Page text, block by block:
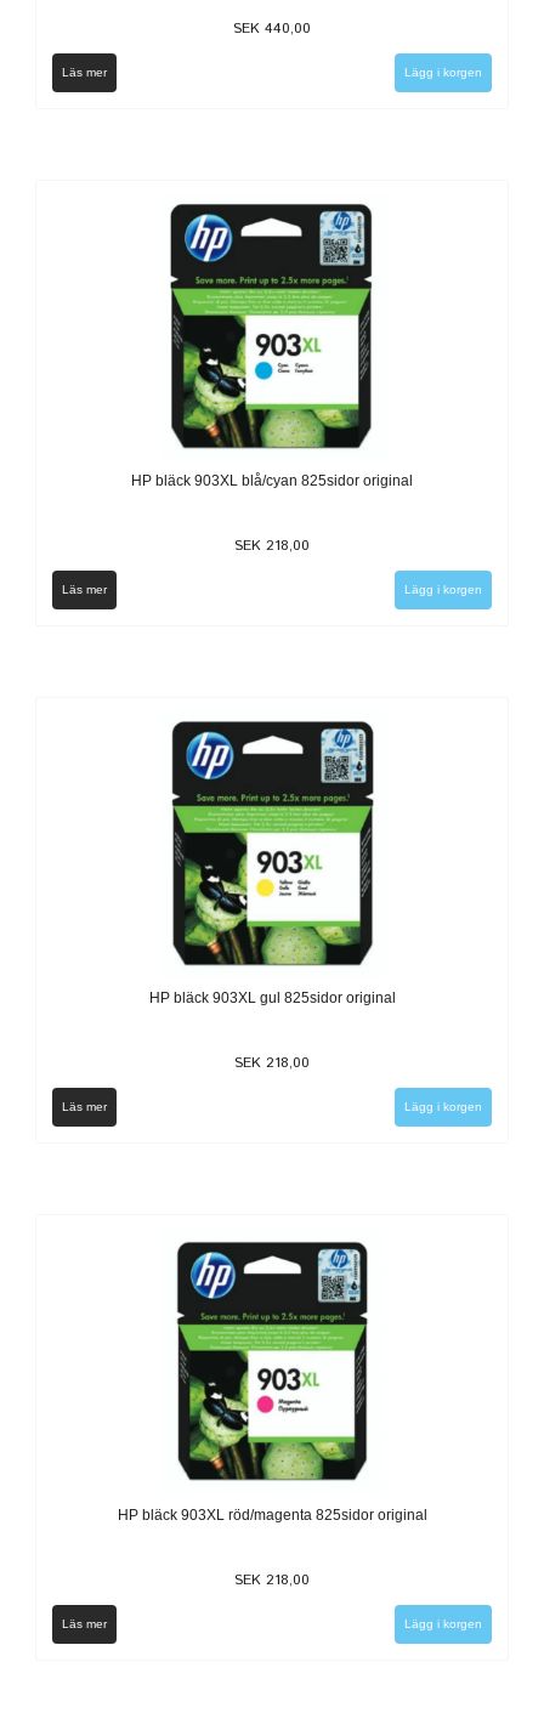
SEK 440,00
Läs mer
HP bläck 903XL blå/cyan 825sidor original
SEK 218,00
Läs mer
HP bläck 903XL gul 825sidor original
SEK 218,00
Läs mer
HP bläck 903XL röd/magenta 825sidor original
SEK 218,00
Läs mer